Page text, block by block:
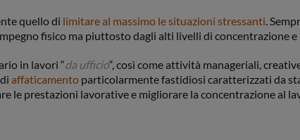
quello di limitare al massimo le situazioni stressanti.
fisico ma piuttosto dagli alti livelli di concentrazione
in lavori “da ufficio“, così come attività manageriali,
affaticamento particolarmente fastidiosi caratterizzati da
le prestazioni lavorative e migliorare la concentrazione al